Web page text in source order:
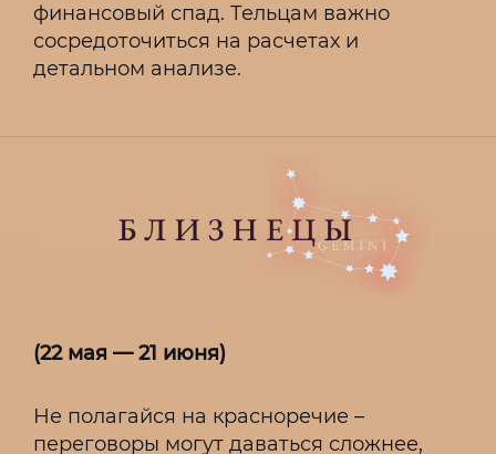
финансовый спад. Тельцам важно
сосредоточиться на расчетах и
детальном анализе.
(22 мая — 21 июня)
Не полагайся на красноречие –
переговоры могут даваться сложнее,